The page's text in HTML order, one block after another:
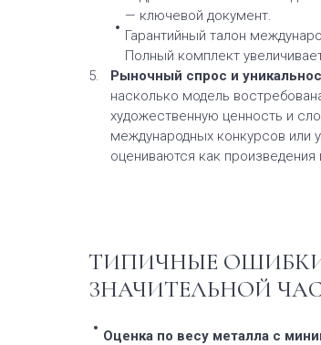
— ключевой документ.
Гарантийный талон
Полный комплект
Рыночный спрос и
насколько модель
художественную ценность и
международных конкурсов или
оцениваются как произведения
ТИПИЧНЫЕ
ЗНАЧИТЕЛЬНОЙ
Оценка по весу металла с